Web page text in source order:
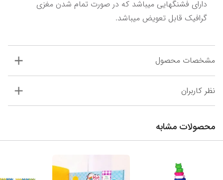
گرافیک قابل تعویض میباشد.
مشخصات محصول
نظر کاربران
محصولات مشابه